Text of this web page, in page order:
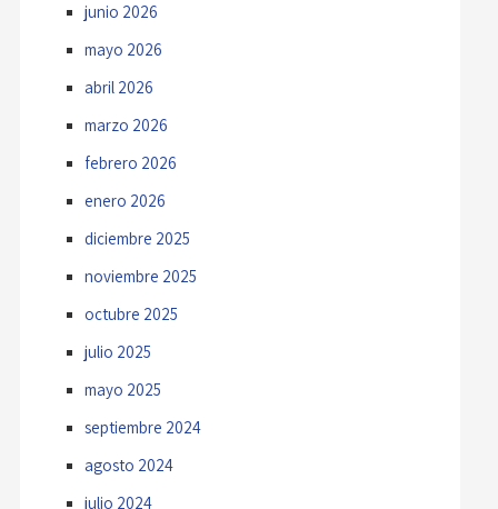
junio 2026
mayo 2026
abril 2026
marzo 2026
febrero 2026
enero 2026
diciembre 2025
noviembre 2025
octubre 2025
julio 2025
mayo 2025
septiembre 2024
agosto 2024
julio 2024